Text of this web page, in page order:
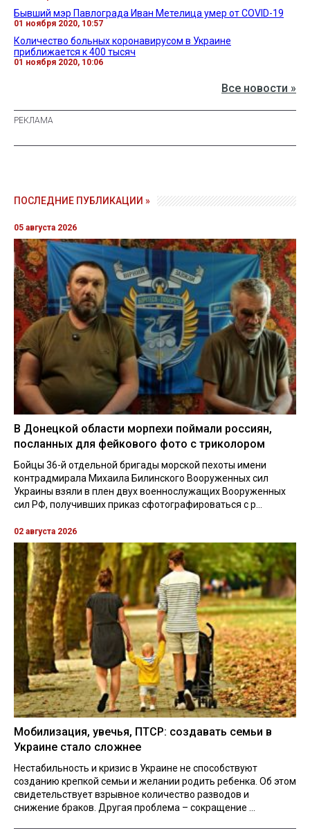
Бывший мэр Павлограда Иван Метелица умер от COVID-19
01 ноября 2020, 10:57
Количество больных коронавирусом в Украине
приближается к 400 тысяч
01 ноября 2020, 10:06
Все новости »
ПОСЛЕДНИЕ ПУБЛИКАЦИИ »
05 августа 2026
В Донецкой области морпехи поймали россиян,
посланных для фейкового фото с триколором
Бойцы 36-й отдельной бригады морской пехоты имени
контрадмирала Михаила Билинского Вооруженных сил
Украины взяли в плен двух военнослужащих Вооруженных
сил РФ, получивших приказ сфотографироваться с р...
02 августа 2026
Мобилизация, увечья, ПТСР: создавать семьи в
Украине стало сложнее
Нестабильность и кризис в Украине не способствуют
созданию крепкой семьи и желании родить ребенка. Об этом
свидетельствует взрывное количество разводов и
снижение браков. Другая проблема – сокращение ...